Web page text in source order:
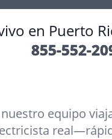
en Puerto
855-552-
equipo